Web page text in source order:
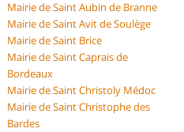
Mairie de Saint Aubin de Branne
Mairie de Saint Avit de Soulège
Mairie de Saint Brice
Mairie de Saint Caprais de
Bordeaux
Mairie de Saint Christoly Médoc
Mairie de Saint Christophe des
Bardes